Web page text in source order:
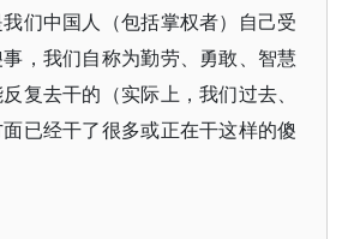
们中国人（包括掌权者）自己受
，我们自称为勤劳、勇敢、智慧
复去干的（实际上，我们过去、
已经干了很多或正在干这样的傻